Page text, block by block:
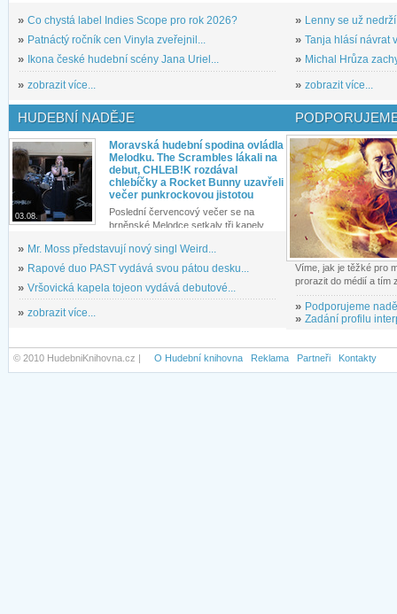
» Co chystá label Indies Scope pro rok 2026?
» Patnáctý ročník cen Vinyla zveřejnil...
»
Ikona české hudební scény Jana Uriel...
» zobrazit více...
» Lenny se už
» Tanja hlásí návrat
» Michal Hrůza
» zobrazit více...
HUDEBNÍ NADĚJE
03.08.
Moravská hudební spodina ovládla
Melodku. The Scrambles lákali na
debut, CHLEB!K rozdával
chlebíčky a Rocket Bunny uzavřeli
večer punkrockovou jistotou
Poslední červencový večer se na
brněnské Melodce setkaly tři kapely...
» Mr. Moss představují nový singl Weird...
» Rapové duo PAST vydává svou pátou desku...
» Vršovická kapela tojeon vydává debutové...
» zobrazit více...
Víme, jak je těžké pro
prorazit do médií a tím
» Podporujeme
» Zadání profilu
© 2010 HudebniKnihovna.cz | O Hudební knihovna Reklama Partneři Kontakty